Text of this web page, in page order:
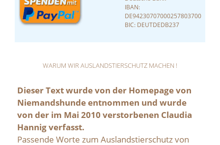
IBAN:
DE94230707000257803700
BIC: DEUTDEDB237
WARUM WIR AUSLANDSTIERSCHUTZ MACHEN !
Dieser Text wurde von der Homepage von
Niemandshunde entnommen und wurde
von der im Mai 2010 verstorbenen Claudia
Hannig verfasst.
Passende Worte zum Auslandstierschutz von